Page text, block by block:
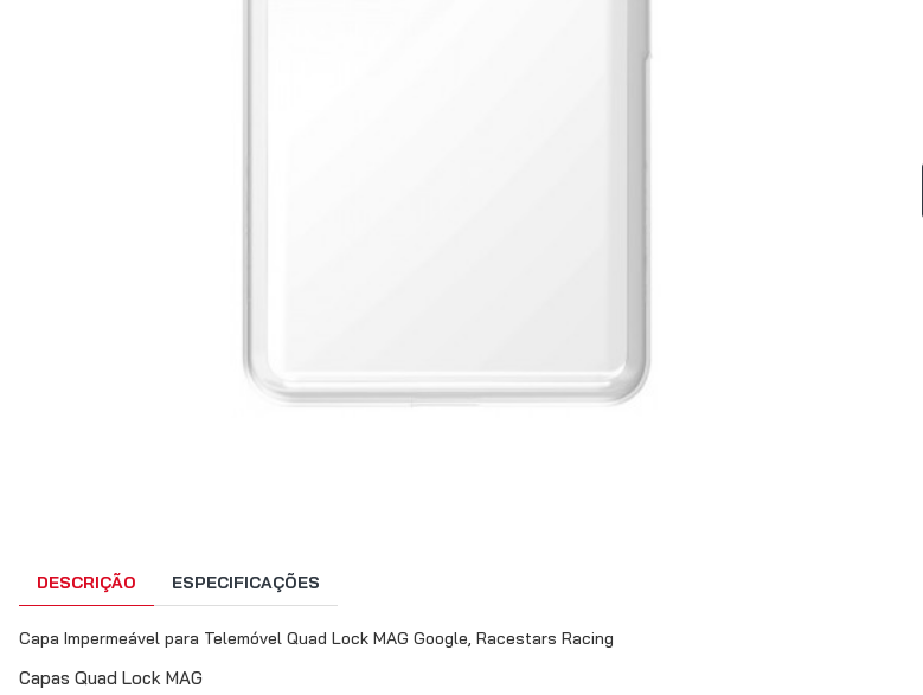
DESCRIÇÃO ESPECIFICAÇÕES
Capa Impermeável para Telemóvel Quad Lock MAG Google, Racestars Racing
Capas Quad Lock MAG